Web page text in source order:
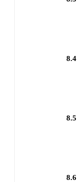
8.4
8.5
8.6